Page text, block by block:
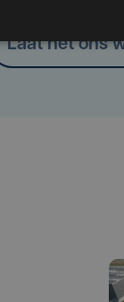
Laat het ons